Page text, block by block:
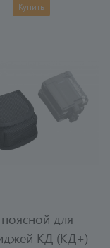
Купить
для
КД (КД+)